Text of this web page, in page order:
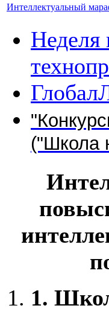
Интеллектуальный
Неделя
("Школа
1.